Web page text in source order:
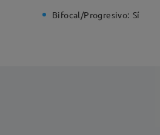
Bifocal/Progresivo: Sí